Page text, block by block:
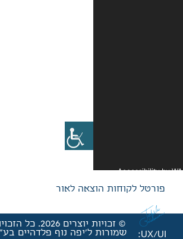
לאור
© זכויות יוצרים 2026. כל הזכויות
נוף פלדהיים בע"מ'
פיתוח: שלמה
זלקינד